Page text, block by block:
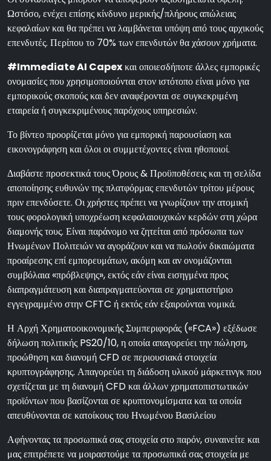
Ωστόσο, ενέχει επίσης κίνδυνο μερικής/πλήρους απώλειας
κεφαλαίων και θα πρέπει να λαμβάνεται υπόψη από τους αρχικούς
επενδυτές. Περίπου το 70% των επενδυτών θα χάσουν χρήματα.
#Immediate AI Capexκαι οποιεσδήποτε άλλες εμπορικές
ονομασίες που χρησιμοποιούνται στον ιστότοπο είναι μόνο για
εμπορικούς σκοπούς και δεν αναφέρονται σε συγκεκριμένη
εταιρεία ή συγκεκριμένους παρόχους υπηρεσιών.
Το βίντεο προορίζεται μόνο για εμπορική παρουσίαση και
εικονογράφηση και όλοι οι συμμετέχοντες είναι ηθοποιοί.
Διαβάστε προσεκτικά τους Όρους & Προϋποθέσεις και τη σελίδα
αποποίησης ευθυνών της πλατφόρμας επενδυτών τρίτου μέρους
πριν επενδύσετε. Οι χρήστες πρέπει να γνωρίζουν την ατομική
τους φορολογική υποχρέωση κεφαλαιουχικών κερδών στη χώρα
διαμονής τους. Είναι παράνομο να ζητείται από πρόσωπα των
Ηνωμένων Πολιτειών να αγοράζουν και να πωλούν δικαιώματα
προαίρεσης επί εμπορευμάτων, ακόμη και αν ονομάζονται
συμβόλαια «πρόβλεψης», εκτός εάν είναι εισηγμένα προς
διαπραγμάτευση και διαπραγματεύονται σε χρηματιστήριο
εγγεγραμμένο στην CFTC ή εκτός εάν εξαιρούνται νομικά.
Η Αρχή Χρηματοοικονομικής Συμπεριφοράς («FCA») εξέδωσε
δήλωση πολιτικής PS20/10, η οποία απαγορεύει την πώληση,
προώθηση και διανομή CFD σε περιουσιακά στοιχεία
κρυπτογράφησης. Απαγορεύει τη διάδοση υλικού μάρκετινγκ που
σχετίζεται με τη διανομή CFD και άλλων χρηματοπιστωτικών
προϊόντων που βασίζονται σε κρυπτονομίσματα και τα οποία
απευθύνονται σε κατοίκους του Ηνωμένου Βασιλείου
Αφήνοντας τα προσωπικά σας στοιχεία στο παρόν, συναινείτε και
μας επιτρέπετε να μοιραστούμε τα προσωπικά σας στοιχεία με